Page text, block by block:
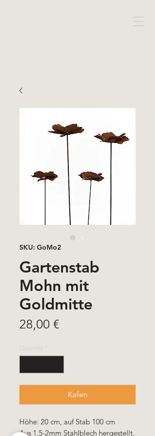
SKU: GoMo2
Gartenstab
Mohn mit
Goldmitte
28,00 €Price
Quantity
Kafen
Höhe: 20 cm, auf Stab 100 cm
Aus 1,5-2mm Stahlblech hergestellt.